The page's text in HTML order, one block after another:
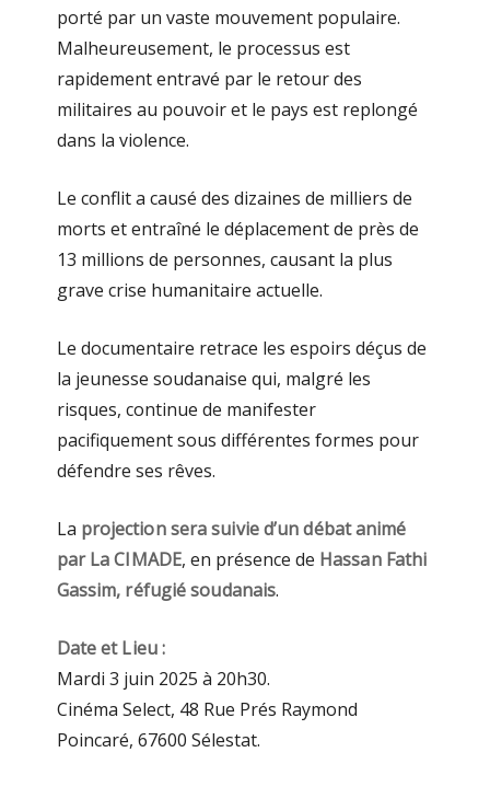
porté par un vaste mouvement populaire.
Malheureusement, le processus est
rapidement entravé par le retour des
militaires au pouvoir et le pays est replongé
dans la violence.
Le conflit a causé des dizaines de milliers de
morts et entraîné le déplacement de près de
13 millions de personnes, causant la plus
grave crise humanitaire actuelle.
Le documentaire retrace les espoirs déçus de
la jeunesse soudanaise qui, malgré les
risques, continue de manifester
pacifiquement sous différentes formes pour
défendre ses rêves.
La projection sera suivie d’un débat animé
par La CIMADE, en présence de Hassan Fathi
Gassim, réfugié soudanais.
Date et Lieu :
Mardi 3 juin 2025 à 20h30.
Cinéma Select, 48 Rue Prés Raymond
Poincaré, 67600 Sélestat.